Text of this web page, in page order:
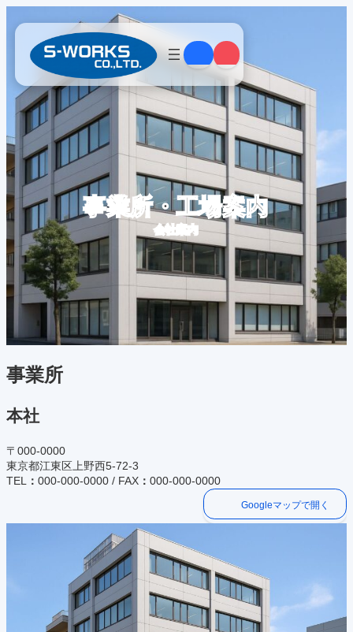
容
プ
事業所・工場案内
会社案内
事業所
本社
〒000-0000
東京都江東区上野西5-72-3
TEL
： 000-000-0000 / FAX ： 000-000-0000
Googleマップで開く